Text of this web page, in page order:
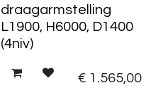
draagarmstelling
L1900, H6000, D1400
(4niv)
€ 1.565,00